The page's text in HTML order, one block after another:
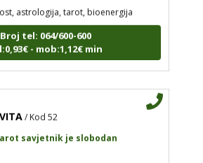
astrologija, tarot, bioenergija
Broj tel: 064/600-600
- mob:1,12€ min
/ Kod 52
savjetnik je slobodan